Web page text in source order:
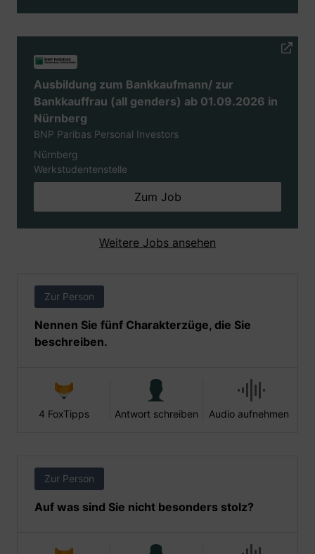
Ausbildung zum Bankkaufmann/ zur
Bankkauffrau (all genders) ab 01.09.2026 in
Nürnberg
BNP Paribas Personal Investors
Nürnberg
Werkstudentenstelle
Zum Job
Weitere Jobs ansehen
Zur Person
Nennen Sie fünf Charakterzüge, die Sie
beschreiben.
4 FoxTipps Antwort schreiben Audio aufnehmen
Zur Person
Auf was sind Sie nicht besonders stolz?